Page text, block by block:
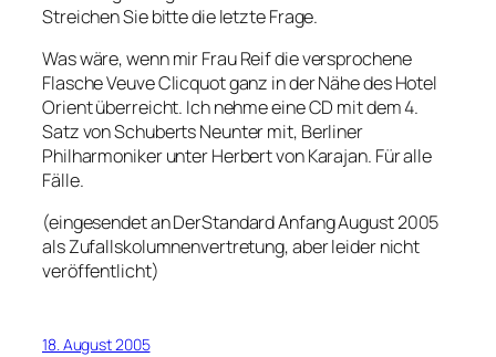
Streichen Sie bitte die letzte Frage.
Was wäre, wenn mir Frau Reif die versprochene
Flasche Veuve Clicquot ganz in der Nähe des Hotel
Orient überreicht. Ich nehme eine CD mit dem 4.
Satz von Schuberts Neunter mit, Berliner
Philharmoniker unter Herbert von Karajan. Für alle
Fälle.
(eingesendet an DerStandard Anfang August 2005
als Zufallskolumnenvertretung, aber leider nicht
veröffentlicht)
18. August 2005